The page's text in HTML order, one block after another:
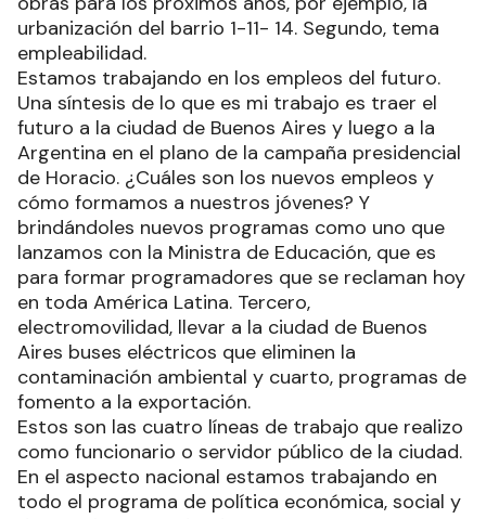
urbanización del barrio 1-11- 14. Segundo, tema
empleabilidad.
Estamos trabajando en los empleos del futuro.
Una síntesis de lo que es mi trabajo es traer el
futuro a la ciudad de Buenos Aires y luego a la
Argentina en el plano de la campaña presidencial
de Horacio. ¿Cuáles son los nuevos empleos y
cómo formamos a nuestros jóvenes? Y
brindándoles nuevos programas como uno que
lanzamos con la Ministra de Educación, que es
para formar programadores que se reclaman hoy
en toda América Latina. Tercero,
electromovilidad, llevar a la ciudad de Buenos
Aires buses eléctricos que eliminen la
contaminación ambiental y cuarto, programas de
fomento a la exportación.
Estos son las cuatro líneas de trabajo que realizo
como funcionario o servidor público de la ciudad.
En el aspecto nacional estamos trabajando en
todo el programa de política económica, social y